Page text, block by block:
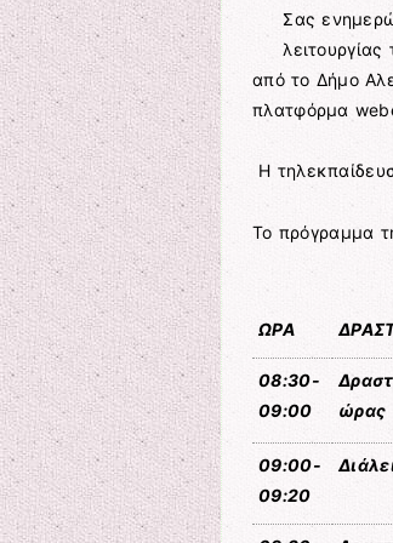
Σας
από το Δήμο
πλατφόρμα
Η
Το πρόγραμμα
ΩΡΑ
08:30-
09:00 ώρας
09:00-
09:20